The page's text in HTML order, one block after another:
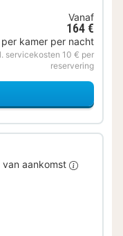
Vanaf
164 €
per kamer per nacht
servicekosten 10 € per
reservering
Suite Special
aankomst